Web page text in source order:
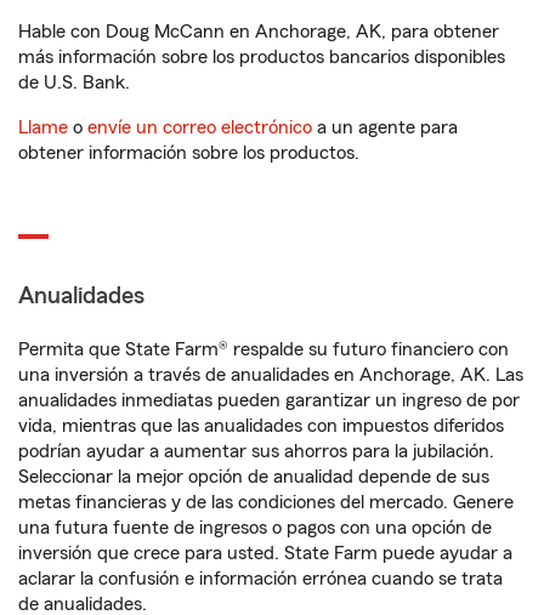
Hable con Doug McCann en Anchorage, AK, para obtener
más información sobre los productos bancarios disponibles
de U.S. Bank.
Llame o envíe un correo electrónico a un agente para
obtener información sobre los productos.
Anualidades
Permita que State Farm® respalde su futuro financiero con
una inversión a través de anualidades en Anchorage, AK. Las
anualidades inmediatas pueden garantizar un ingreso de por
vida, mientras que las anualidades con impuestos diferidos
podrían ayudar a aumentar sus ahorros para la jubilación.
Seleccionar la mejor opción de anualidad depende de sus
metas financieras y de las condiciones del mercado. Genere
una futura fuente de ingresos o pagos con una opción de
inversión que crece para usted. State Farm puede ayudar a
aclarar la confusión e información errónea cuando se trata
de anualidades.